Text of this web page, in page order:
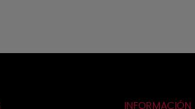
INFORMACIÓN